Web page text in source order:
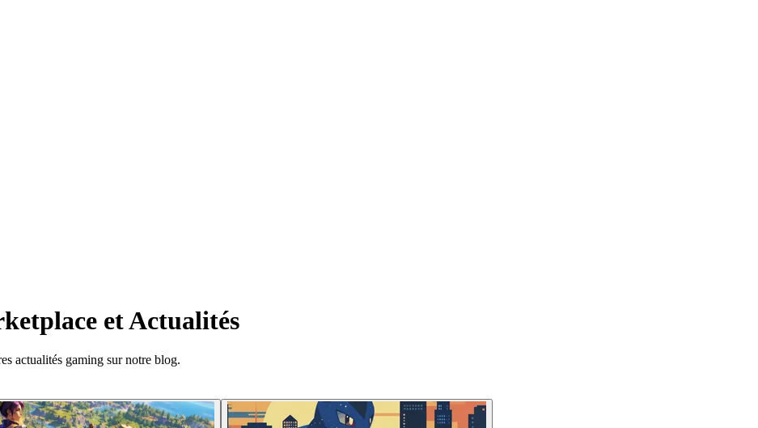
et Actualités
actualités gaming sur notre blog.